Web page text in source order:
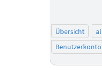
Übersicht